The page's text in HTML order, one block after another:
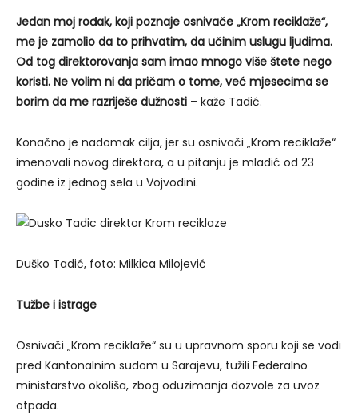
Jedan moj rođak, koji poznaje osnivače „Krom reciklaže“,
me je zamolio da to prihvatim, da učinim uslugu ljudima.
Od tog direktorovanja sam imao mnogo više štete nego
koristi. Ne volim ni da pričam o tome, već mjesecima se
borim da me razriješe dužnosti – kaže Tadić.
Konačno je nadomak cilja, jer su osnivači „Krom reciklaže“
imenovali novog direktora, a u pitanju je mladić od 23
godine iz jednog sela u Vojvodini.
Duško Tadić, foto: Milkica Milojević
Tužbe i istrage
Osnivači „Krom reciklaže“ su u upravnom sporu koji se vodi
pred Kantonalnim sudom u Sarajevu, tužili Federalno
ministarstvo okoliša, zbog oduzimanja dozvole za uvoz
otpada.